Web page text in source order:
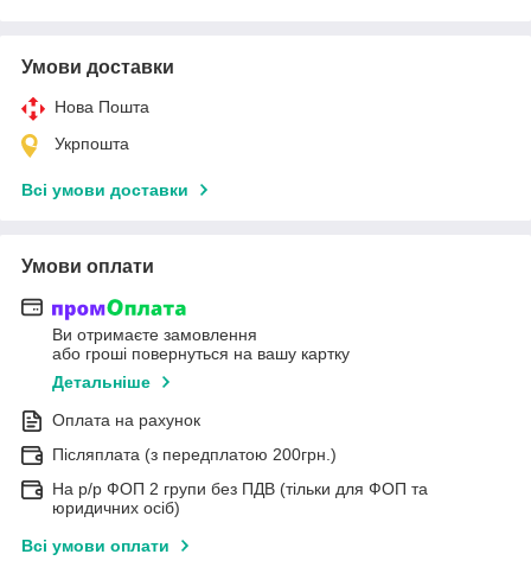
Умови доставки
Нова Пошта
Укрпошта
Всі умови доставки
Умови оплати
Ви отримаєте замовлення
або гроші повернуться на вашу картку
Детальніше
Оплата на рахунок
Післяплата (з передплатою 200грн.)
На р/р ФОП 2 групи без ПДВ (тільки для ФОП та
юридичних осіб)
Всі умови оплати